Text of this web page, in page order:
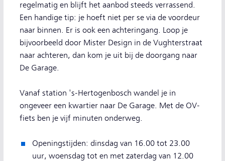
regelmatig en blijft het aanbod steeds verrassend.
Een handige tip: je hoeft niet per se via de voordeur
naar binnen. Er is ook een achteringang. Loop je
bijvoorbeeld door Mister Design in de Vughterstraat
naar achteren, dan kom je uit bij de doorgang naar
De Garage.
Vanaf station 's-Hertogenbosch wandel je in
ongeveer een kwartier naar De Garage. Met de OV-
fiets ben je vijf minuten onderweg.
Openingstijden: dinsdag van 16.00 tot 23.00
uur, woensdag tot en met zaterdag van 12.00